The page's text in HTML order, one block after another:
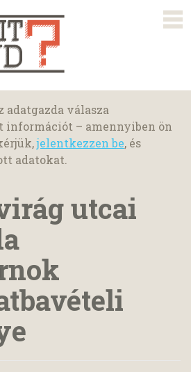
adatgazda válasza
információt – amennyiben ön
jelentkezzen be, és
adatokat.
utcai